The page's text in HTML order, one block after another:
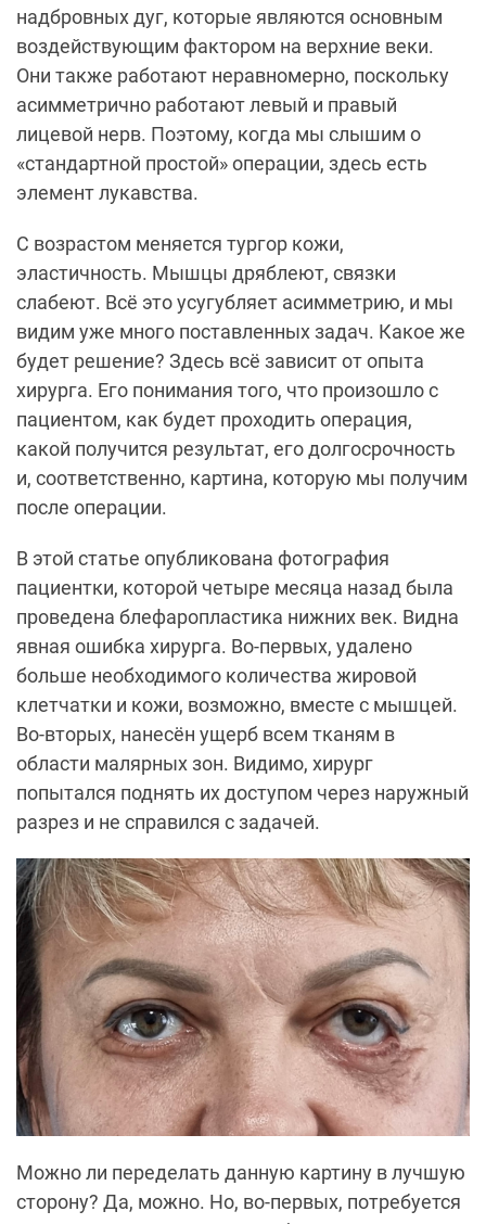
надбровных дуг, которые являются основным
воздействующим фактором на верхние веки.
Они также работают неравномерно, поскольку
асимметрично работают левый и правый
лицевой нерв. Поэтому, когда мы слышим о
«стандартной простой» операции, здесь есть
элемент лукавства.
С возрастом меняется тургор кожи,
эластичность. Мышцы дряблеют, связки
слабеют. Всё это усугубляет асимметрию, и мы
видим уже много поставленных задач. Какое же
будет решение? Здесь всё зависит от опыта
хирурга. Его понимания того, что произошло с
пациентом, как будет проходить операция,
какой получится результат, его долгосрочность
и, соответственно, картина, которую мы получим
после операции.
В этой статье опубликована фотография
пациентки, которой четыре месяца назад была
проведена блефаропластика нижних век. Видна
явная ошибка хирурга. Во-первых, удалено
больше необходимого количества жировой
клетчатки и кожи, возможно, вместе с мышцей.
Во-вторых, нанесён ущерб всем тканям в
области малярных зон. Видимо, хирург
попытался поднять их доступом через наружный
разрез и не справился с задачей.
Можно ли переделать данную картину в лучшую
сторону? Да, можно. Но, во-первых, потребуется